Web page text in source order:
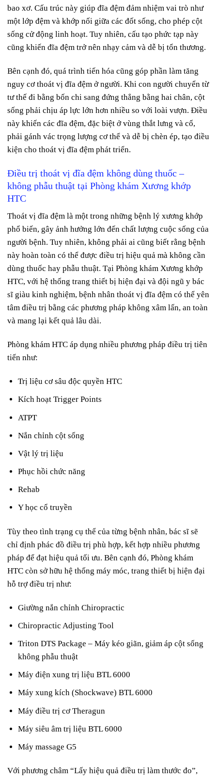
bao xơ. Cấu trúc này giúp đĩa đệm đảm nhiệm vai trò như
một lớp đệm và khớp nối giữa các đốt sống, cho phép cột
sống cử động linh hoạt. Tuy nhiên, cấu tạo phức tạp này
cũng khiến đĩa đệm trở nên nhạy cảm và dễ bị tổn thương.
Bên cạnh đó, quá trình tiến hóa cũng góp phần làm tăng
nguy cơ thoát vị đĩa đệm ở người. Khi con người chuyển từ
tư thế đi bằng bốn chi sang đứng thẳng bằng hai chân, cột
sống phải chịu áp lực lớn hơn nhiều so với loài vượn. Điều
này khiến các đĩa đệm, đặc biệt ở vùng thắt lưng và cổ,
phải gánh vác trọng lượng cơ thể và dễ bị chèn ép, tạo điều
kiện cho thoát vị đĩa đệm phát triển.
Điều trị thoát vị đĩa đệm không dùng thuốc –
không phẫu thuật tại Phòng khám Xương khớp
HTC
Thoát vị đĩa đệm là một trong những bệnh lý xương khớp
phổ biến, gây ảnh hưởng lớn đến chất lượng cuộc sống của
người bệnh. Tuy nhiên, không phải ai cũng biết rằng bệnh
này hoàn toàn có thể được điều trị hiệu quả mà không cần
dùng thuốc hay phẫu thuật. Tại Phòng khám Xương khớp
HTC, với hệ thống trang thiết bị hiện đại và đội ngũ y bác
sĩ giàu kinh nghiệm, bệnh nhân thoát vị đĩa đệm có thể yên
tâm điều trị bằng các phương pháp không xâm lấn, an toàn
và mang lại kết quả lâu dài.
Phòng khám HTC áp dụng nhiều phương pháp điều trị tiên
tiến như:
Trị liệu cơ sâu độc quyền HTC
Kích hoạt Trigger Points
ATPT
Nắn chỉnh cột sống
Vật lý trị liệu
Phục hồi chức năng
Rehab
Y học cổ truyền
Tùy theo tình trạng cụ thể của từng bệnh nhân, bác sĩ sẽ
chỉ định phác đồ điều trị phù hợp, kết hợp nhiều phương
pháp để đạt hiệu quả tối ưu. Bên cạnh đó, Phòng khám
HTC còn sở hữu hệ thống máy móc, trang thiết bị hiện đại
hỗ trợ điều trị như:
Giường nắn chỉnh Chiropractic
Chiropractic Adjusting Tool
Triton DTS Package – Máy kéo giãn, giảm áp cột sống
không phẫu thuật
Máy điện xung trị liệu BTL 6000
Máy xung kích (Shockwave) BTL 6000
Máy điều trị cơ Theragun
Máy siêu âm trị liệu BTL 6000
Máy massage G5
Với phương châm “Lấy hiệu quả điều trị làm thước đo”,